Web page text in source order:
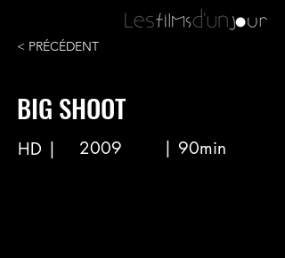
< PRÉCÉDENT
BIG SHOOT
HD | 2009 | 90min